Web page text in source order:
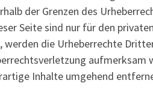
der Grenzen des
Seite sind nur für den
die Urheberrechte
aufmerksam
Inhalte umgehend